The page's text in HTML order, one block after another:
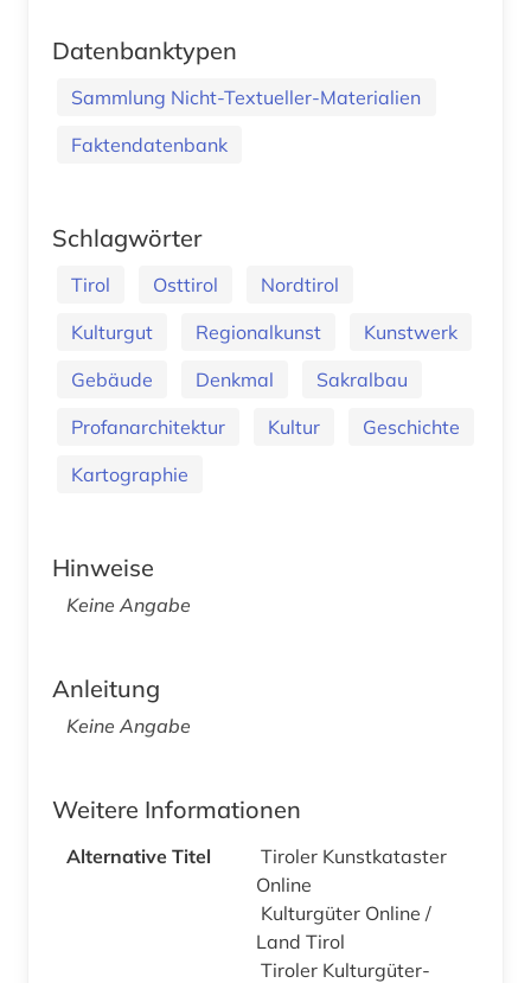
Datenbanktypen
Sammlung Nicht-Textueller-Materialien
Faktendatenbank
Schlagwörter
Tirol Osttirol
Nordtirol
Kulturgut
Regionalkunst
Kunstwerk
Gebäude
Denkmal
Sakralbau
Profanarchitektur
Kultur
Geschichte
Kartographie
Hinweise
Keine Angabe
Anleitung
Keine Angabe
Weitere Informationen
Alternative Titel
Tiroler Kunstkataster
Online
Kulturgüter Online /
Land Tirol
Tiroler Kulturgüter-